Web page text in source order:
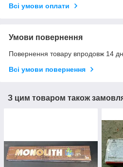
Всі умови оплати
Умови повернення
Повернення товару впродовж 14
Всі умови повернення
З цим товаром також